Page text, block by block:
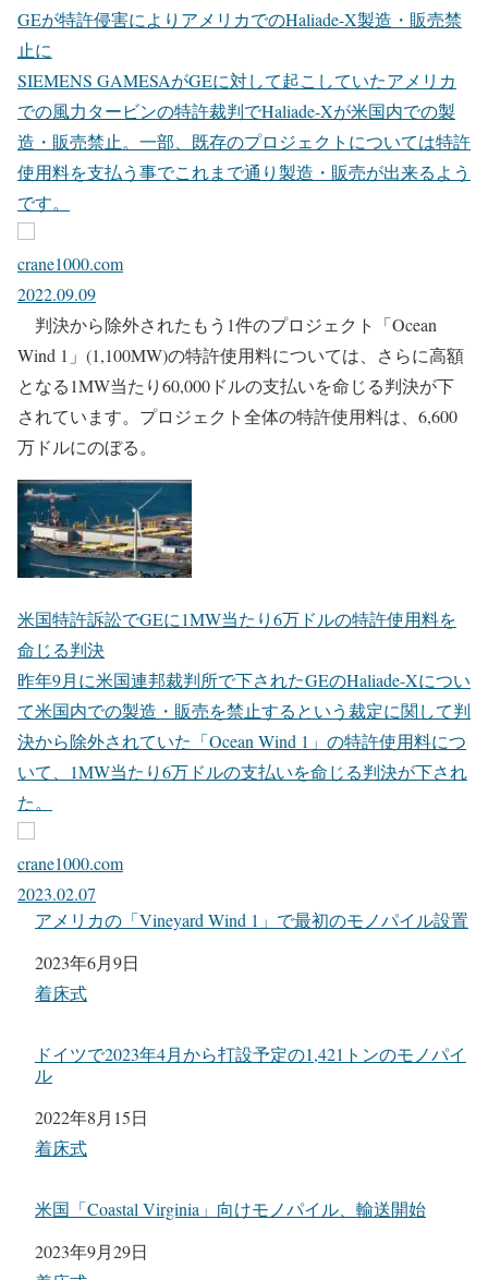
GEが特許侵害によりアメリカでのHaliade-X製造・販売禁
止に
SIEMENS GAMESAがGEに対して起こしていたアメリカ
での風力タービンの特許裁判でHaliade-Xが米国内での製
造・販売禁止。一部、既存のプロジェクトについては特許
使用料を支払う事でこれまで通り製造・販売が出来るよう
です。
crane1000.com
2022.09.09
判決から除外されたもう1件のプロジェクト「Ocean
Wind 1」(1,100MW)の特許使用料については、さらに高額
となる1MW当たり60,000ドルの支払いを命じる判決が下
されています。プロジェクト全体の特許使用料は、6,600
万ドルにのぼる。
米国特許訴訟でGEに1MW当たり6万ドルの特許使用料を
命じる判決
昨年9月に米国連邦裁判所で下されたGEのHaliade-Xについ
て米国内での製造・販売を禁止するという裁定に関して判
決から除外されていた「Ocean Wind 1」の特許使用料につ
いて、1MW当たり6万ドルの支払いを命じる判決が下され
た。
crane1000.com
2023.02.07
アメリカの「Vineyard Wind 1」で最初のモノパイル設置
日付
2023年6月9日
関連理由
着床式
ドイツで2023年4月から打設予定の1,421トンのモノパイ
ル
日付
2022年8月15日
関連理由
着床式
米国「Coastal Virginia」向けモノパイル、輸送開始
日付
2023年9月29日